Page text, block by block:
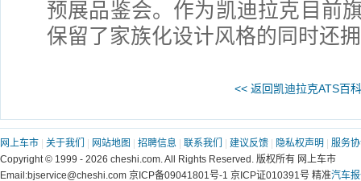
预展品鉴会。作为凯迪拉克目前
保留了家族化设计风格的同时还
<< 返回凯迪拉克ATS百科
网上车市 关于我们 网站地图 招聘信息 联系我们 建议反馈 隐私权声明
服务
Copyright © 1999 - 2026 cheshi.com. All Rights Reserved. 版权所有 网上车市
Email:bjservice@cheshi.com 京ICP备09041801号-1 京ICP证010391号 精准汽车